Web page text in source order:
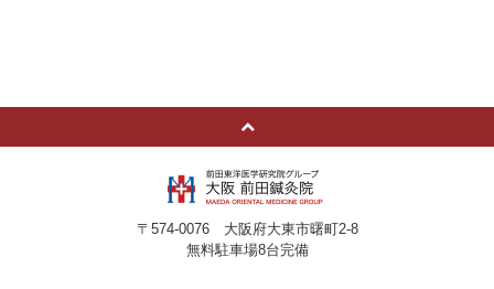
〒574-0076 大阪府大東市曙町2-8
無料駐車場8台完備